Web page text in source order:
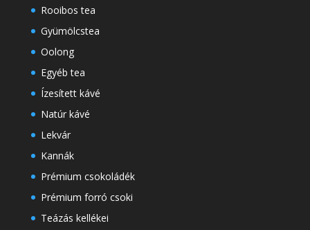
Rooibos tea
Gyümölcstea
Oolong
Egyéb tea
Ízesített kávé
Natúr kávé
Lekvár
Kannák
Prémium csokoládék
Prémium forró csoki
Teázás kellékei